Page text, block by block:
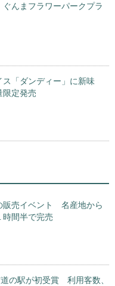
んまフラワーパークプラ
ス「ダンディー」に新味
限定発売
販売イベント 名産地から
時間半で完売
の駅が初受賞 利用客数、